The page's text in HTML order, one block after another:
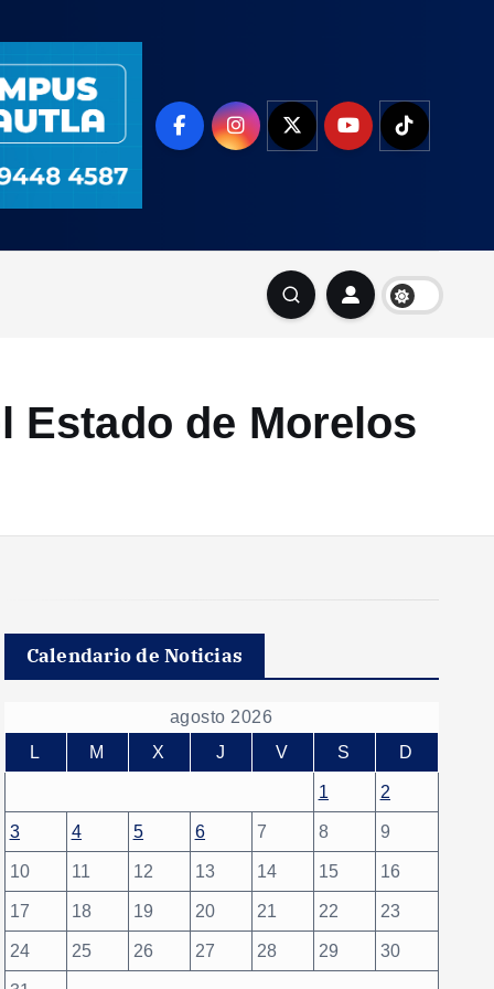
Estado de Morelos
Calendario de Noticias
agosto 2026
L
M X J V S D
1 2
3 4 5 6 7 8 9
10 11 12 13 14 15 16
17 18 19 20 21 22 23
24 25 26 27 28 29 30